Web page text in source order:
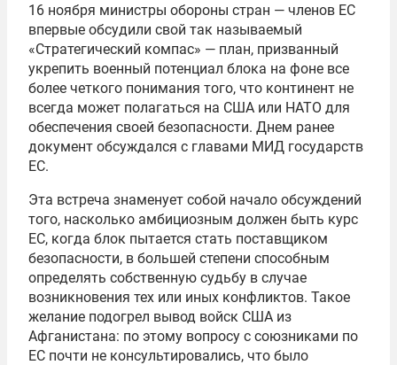
16 ноября министры обороны стран — членов ЕС
впервые обсудили свой так называемый
«Стратегический компас» — план, призванный
укрепить военный потенциал блока на фоне все
более четкого понимания того, что континент не
всегда может полагаться на США или НАТО для
обеспечения своей безопасности. Днем ранее
документ обсуждался с главами МИД государств
ЕС.
Эта встреча знаменует собой начало обсуждений
того, насколько амбициозным должен быть курс
ЕС, когда блок пытается стать поставщиком
безопасности, в большей степени способным
определять собственную судьбу в случае
возникновения тех или иных конфликтов. Такое
желание подогрел вывод войск США из
Афганистана: по этому вопросу с союзниками по
ЕС почти не консультировались, что было